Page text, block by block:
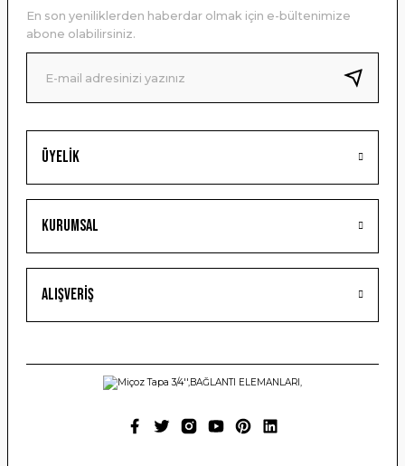
Ürün bilgilerinde hatalar bulunuyor.
Ürün fiyatı diğer sitelerden daha pahalı.
Bu ürüne benzer farklı alternatifler olmalı.
Gönder
Üyelik
Kurumsal
Alışveriş
En son yeniliklerden haberdar olmak için e-bültenimize
abone olabilirsiniz.